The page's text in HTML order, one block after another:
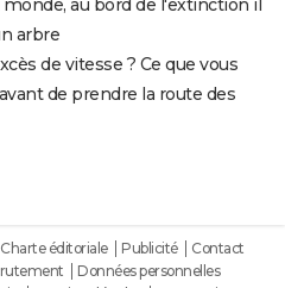
au bord de l'extinction il
arbre
de vitesse ? Ce que vous
de prendre la route des
Charte éditoriale Publicité
Contact
Données personnelles